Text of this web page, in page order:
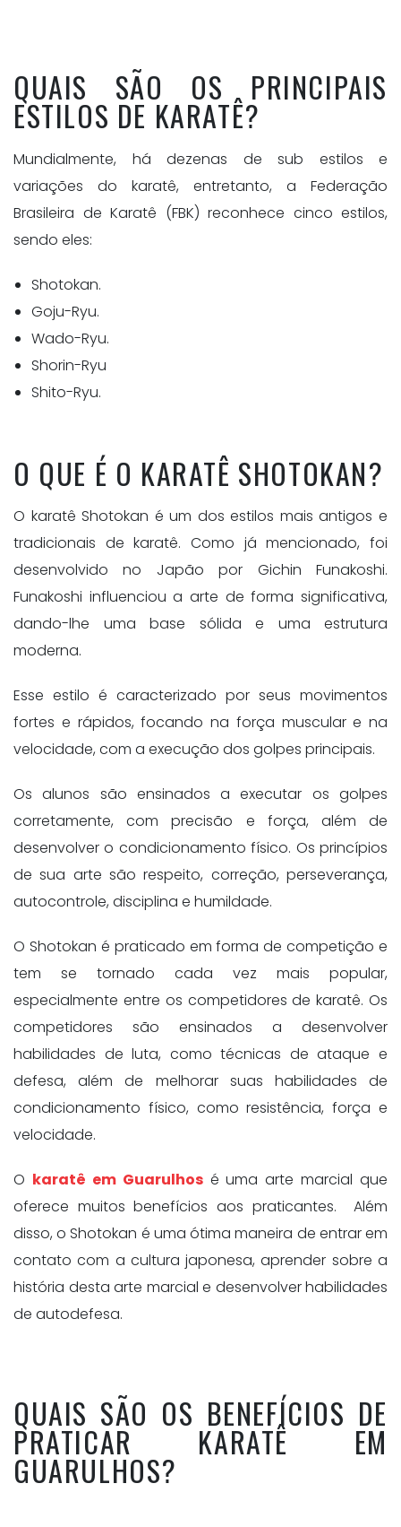
QUAIS SÃO OS PRINCIPAIS
ESTILOS DE KARATÊ?
Mundialmente, há dezenas de sub estilos e
variações do karatê, entretanto, a Federação
Brasileira de Karatê (FBK) reconhece cinco estilos,
sendo eles:
Shotokan.
Goju-Ryu.
Wado-Ryu.
Shorin-Ryu
Shito-Ryu.
O QUE É O KARATÊ SHOTOKAN?
O karatê Shotokan é um dos estilos mais antigos e
tradicionais de karatê. Como já mencionado, foi
desenvolvido no Japão por Gichin Funakoshi.
Funakoshi influenciou a arte de forma significativa,
dando-lhe uma base sólida e uma estrutura
moderna.
Esse estilo é caracterizado por seus movimentos
fortes e rápidos, focando na força muscular e na
velocidade, com a execução dos golpes principais.
Os alunos são ensinados a executar os golpes
corretamente, com precisão e força, além de
desenvolver o condicionamento físico. Os princípios
de sua arte são respeito, correção, perseverança,
autocontrole, disciplina e humildade.
O Shotokan é praticado em forma de competição e
tem se tornado cada vez mais popular,
especialmente entre os competidores de karatê. Os
competidores são ensinados a desenvolver
habilidades de luta, como técnicas de ataque e
defesa, além de melhorar suas habilidades de
condicionamento físico, como resistência, força e
velocidade.
O karatê em Guarulhosé uma arte marcial que
oferece muitos benefícios aos praticantes. Além
disso, o Shotokan é uma ótima maneira de entrar em
contato com a cultura japonesa, aprender sobre a
história desta arte marcial e desenvolver habilidades
de autodefesa.
QUAIS SÃO OS BENEFÍCIOS DE
PRATICAR KARATÊ EM
GUARULHOS?